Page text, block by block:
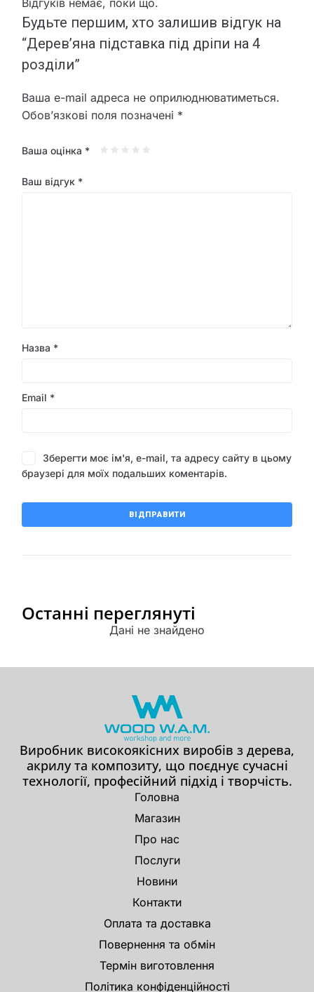
Будьте першим, хто залишив відгук на
“Дерев’яна підставка під дріпи на 4
розділи”
Ваша e-mail адреса не оприлюднюватиметься.
Обов’язкові поля позначені *
Ваша оцінка *
Ваш відгук *
Назва *
Email *
Зберегти моє ім'я, e-mail, та адресу сайту в цьому
браузері для моїх подальших коментарів.
Останні переглянуті
Дані не знайдено
Виробник високоякісних виробів з дерева,
акрилу та композиту, що поєднує сучасні
технології, професійний підхід і творчість.
Головна
Магазин
Про нас
Послуги
Новини
Контакти
Оплата та доставка
Повернення та обмін
Термін виготовлення
Політика конфіденційності